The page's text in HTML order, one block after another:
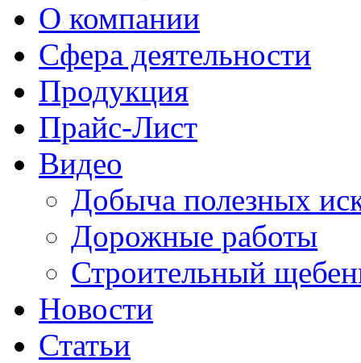
О компании
Сфера деятельности
Продукция
Прайс-Лист
Видео
Добыча полезных
Дорожные работы
Строительный
Новости
Статьи